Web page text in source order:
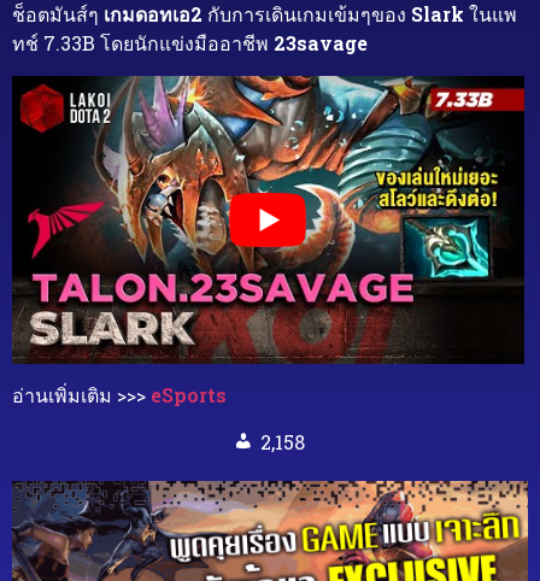
ช็อตมันส์ๆ เกมดอทเอ2 กับการเดินเกมเข้มๆของ Slark ในแพ
ทช์ 7.33B โดยนักแข่งมืออาชีพ 23savage
อ่านเพิ่มเติม >>> eSports
2,158